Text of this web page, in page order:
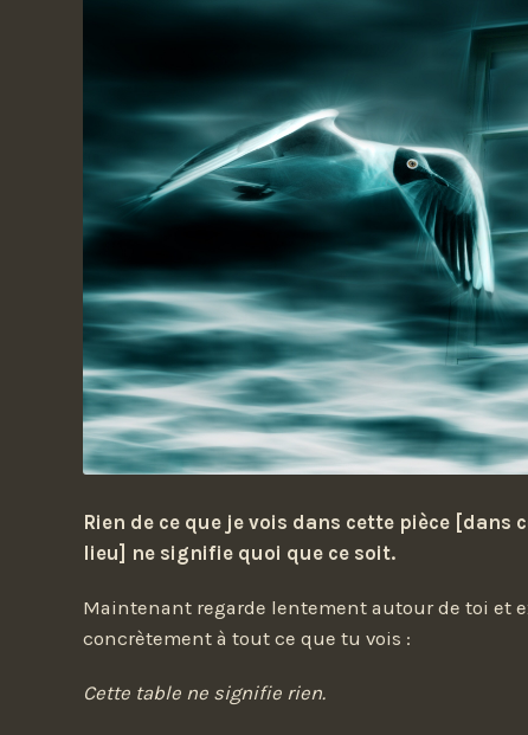
Rien de ce que je vois dans cette pièce [dans
lieu] ne signifie quoi que ce soit.
Maintenant regarde lentement autour de toi et
concrètement à tout ce que tu vois :
Cette table ne signifie rien.